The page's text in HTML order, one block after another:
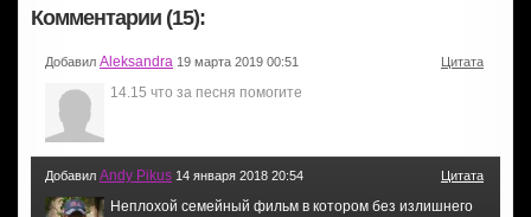
Комментарии (15):
Добавил Aleksandra 19 марта 2019 00:51 Цитата
14.15 что за песня помогите
Добавил Andy Pikus 14 января 2018 20:54 Цитата
Неплохой семейный фильм в котором без излишнего